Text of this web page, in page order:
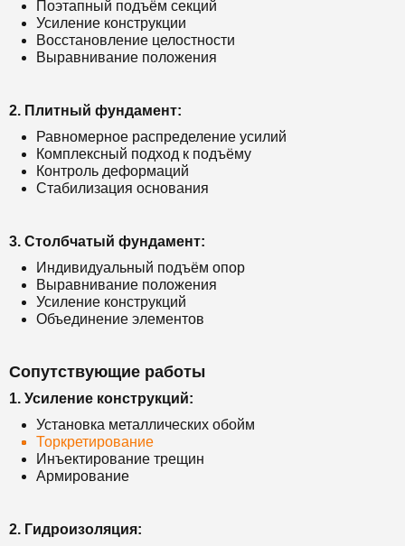
Поэтапный подъём секций
Усиление конструкции
Восстановление целостности
Выравнивание положения
2. Плитный фундамент:
Равномерное распределение усилий
Комплексный подход к подъёму
Контроль деформаций
Стабилизация основания
3. Столбчатый фундамент:
Индивидуальный подъём опор
Выравнивание положения
Усиление конструкций
Объединение элементов
Сопутствующие работы
1. Усиление конструкций:
Установка металлических обойм
Торкретирование
Инъектирование трещин
Армирование
2. Гидроизоляция: